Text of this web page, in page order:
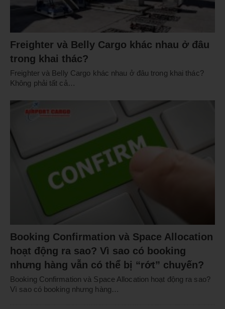
Freighter và Belly Cargo khác nhau ở đâu
trong khai thác?
Freighter và Belly Cargo khác nhau ở đâu trong khai thác?
Không phải tất cả…
Booking Confirmation và Space Allocation
hoạt động ra sao? Vì sao có booking
nhưng hàng vẫn có thể bị “rớt” chuyến?
Booking Confirmation và Space Allocation hoạt động ra sao?
Vì sao có booking nhưng hàng…